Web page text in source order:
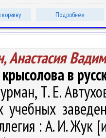
Подробнее
Анастасия
в
Т. Е.
учебных
: А. И. Жук